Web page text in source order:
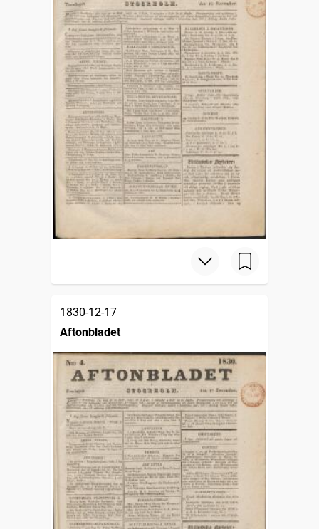
1830-12-17
Aftonbladet